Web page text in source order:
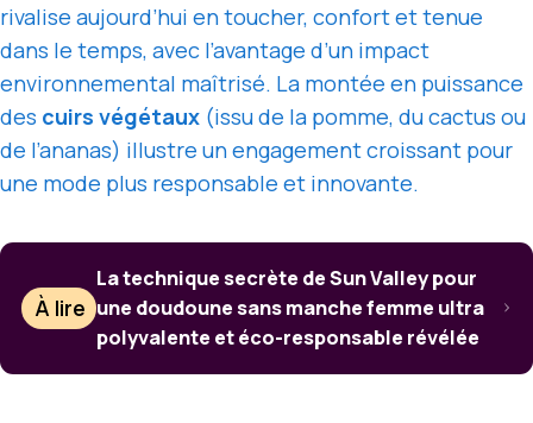
rivalise aujourd’hui en toucher, confort et tenue
dans le temps, avec l’avantage d’un impact
environnemental maîtrisé. La montée en puissance
des cuirs végétaux (issu de la pomme, du cactus ou
de l’ananas) illustre un engagement croissant pour
une mode plus responsable et innovante.
À lire
La technique secrète de Sun Valley pour
une doudoune sans manche femme ultra
polyvalente et éco-responsable révélée